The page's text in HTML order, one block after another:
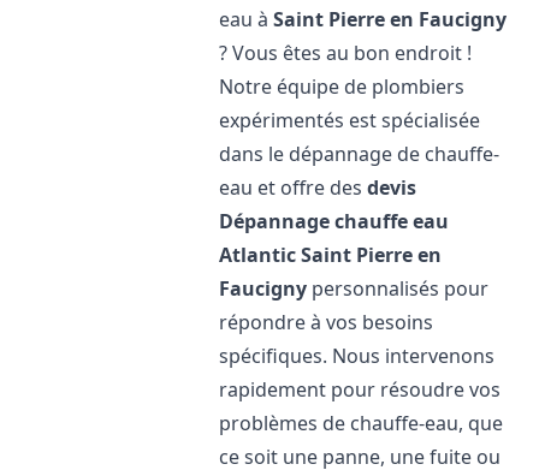
eau àSaint Pierre en Faucigny
? Vous êtes au bon endroit !
Notre équipe de plombiers
expérimentés est spécialisée
dans le dépannage de chauffe-
eau et offre desdevis
Dépannage chauffe eau
AtlanticSaint Pierre en
Faucigny personnalisés pour
répondre à vos besoins
spécifiques. Nous intervenons
rapidement pour résoudre vos
problèmes de chauffe-eau, que
ce soit une panne, une fuite ou